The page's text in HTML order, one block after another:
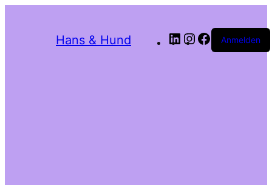
Hans & Hund LinkedInInstagram
Facebook
Anmelden